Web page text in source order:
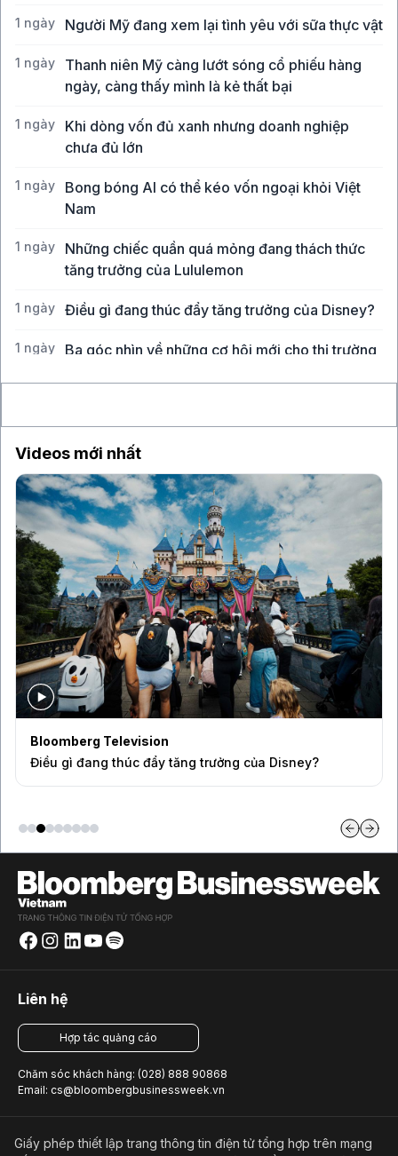
1 ngày Người Mỹ đang xem lại tình yêu với sữa thực vật
1 ngày
Thanh niên Mỹ càng lướt sóng cổ phiếu hàng
ngày, càng thấy mình là kẻ thất bại
1 ngày
Khi dòng vốn đủ xanh nhưng doanh nghiệp
chưa đủ lớn
1 ngày
Bong bóng AI có thể kéo vốn ngoại khỏi Việt
Nam
1 ngày
Những chiếc quần quá mỏng đang thách thức
tăng trưởng của Lululemon
1 ngày Điều gì đang thúc đẩy tăng trưởng của Disney?
1 ngày
Ba góc nhìn về những cơ hội mới cho thị trường
Videos mới nhất
Bloomberg Television
Điều gì đang thúc đẩy tăng trưởng của Disney?
Liên hệ
Hợp tác quảng cáo
Chăm sóc khách hàng: (028) 888 90868
Email: cs@bloombergbusinessweek.vn
Giấy phép thiết lập trang thông tin điện tử tổng hợp trên mạng